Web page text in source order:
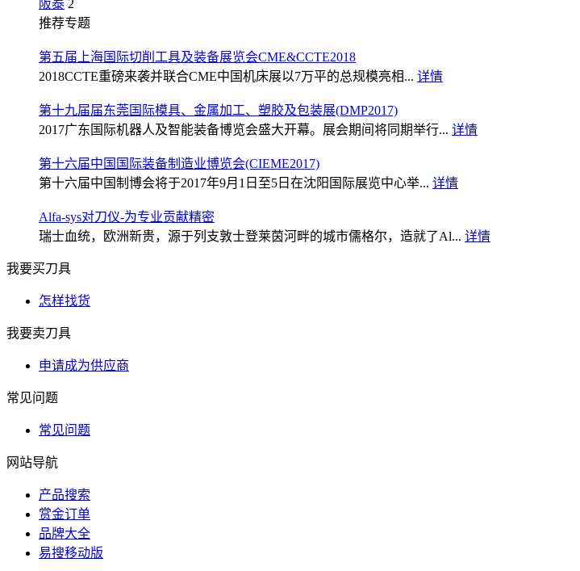
阪泰 2
推荐专题
第五届上海国际切削工具及装备展览会CME&CCTE2018
2018CCTE重磅来袭并联合CME中国机床展以7万平的总规模亮相... 详情
第十九届届东莞国际模具、金属加工、塑胶及包装展(DMP2017)
2017广东国际机器人及智能装备博览会盛大开幕。展会期间将同期举行... 详情
第十六届中国国际装备制造业博览会(CIEME2017)
第十六届中国制博会将于2017年9月1日至5日在沈阳国际展览中心举... 详情
Alfa-sys对刀仪-为专业贡献精密
瑞士血统，欧洲新贵，源于列支敦士登莱茵河畔的城市儒格尔，造就了Al... 详情
我要买刀具
怎样找货
我要卖刀具
申请成为供应商
常见问题
常见问题
网站导航
产品搜索
赏金订单
品牌大全
易搜移动版